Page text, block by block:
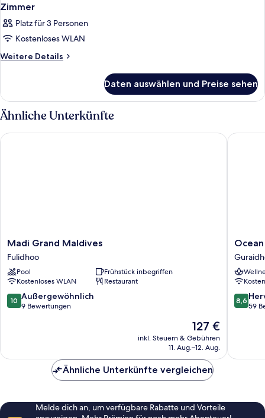
Zimmer
Platz für 3 Personen
Kostenloses WLAN
Weitere Details
Weitere
Daten auswählen und Preise sehen
Ähnliche Unterkünfte
Madi
Grand
Maldives
Fulidhoo
Madi Grand Maldives
Fulidhoo
Pool
Frühstück inbegriffen
Kostenloses WLAN
Restaurant
10.0
von
10 Außergewöhnlich
9 Bewertungen
Der
Preis
beträgt
127 €
inkl. Steuern & Gebühren
11. Aug.–12. Aug.
Madi Grand Maldives
Ocean
Retreat
&
Spa
8.6
von
8,6
59
Ocean
Ähnliche Unterkünfte vergleichen
Melde dich an, um verfügbare Rabatte und Vorteile